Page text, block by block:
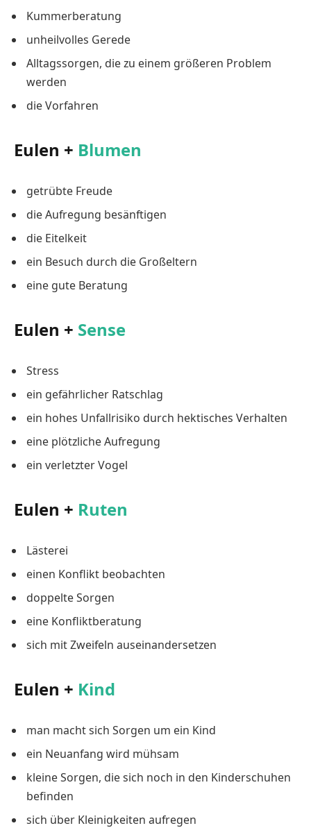
Kummerberatung
unheilvolles Gerede
Alltagssorgen, die zu einem größeren Problem
werden
die Vorfahren
Eulen + Blumen
getrübte Freude
die Aufregung besänftigen
die Eitelkeit
ein Besuch durch die Großeltern
eine gute Beratung
Eulen + Sense
Stress
ein gefährlicher Ratschlag
ein hohes Unfallrisiko durch hektisches Verhalten
eine plötzliche Aufregung
ein verletzter Vogel
Eulen + Ruten
Lästerei
einen Konflikt beobachten
doppelte Sorgen
eine Konfliktberatung
sich mit Zweifeln auseinandersetzen
Eulen + Kind
man macht sich Sorgen um ein Kind
ein Neuanfang wird mühsam
kleine Sorgen, die sich noch in den Kinderschuhen
befinden
sich über Kleinigkeiten aufregen